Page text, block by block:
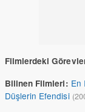
Filmlerdeki
Bilinen Filmleri: En
Düşlerin Efendisi